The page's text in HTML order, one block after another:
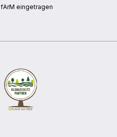
eingetragen